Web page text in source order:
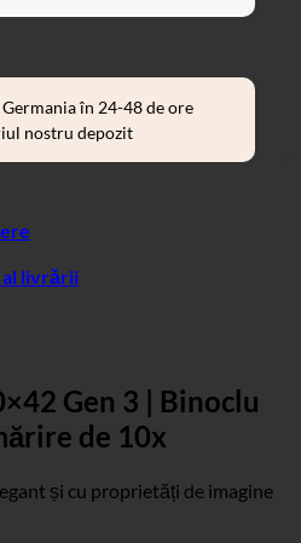
în 24-48 de ore
nostru depozit
al livrării
Gen 3 | Binoclu
de 10x
și cu proprietăți de imagine